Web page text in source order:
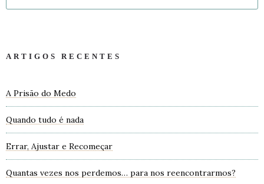
ARTIGOS RECENTES
A Prisão do Medo
Quando tudo é nada
Errar, Ajustar e Recomeçar
Quantas vezes nos perdemos… para nos reencontrarmos?